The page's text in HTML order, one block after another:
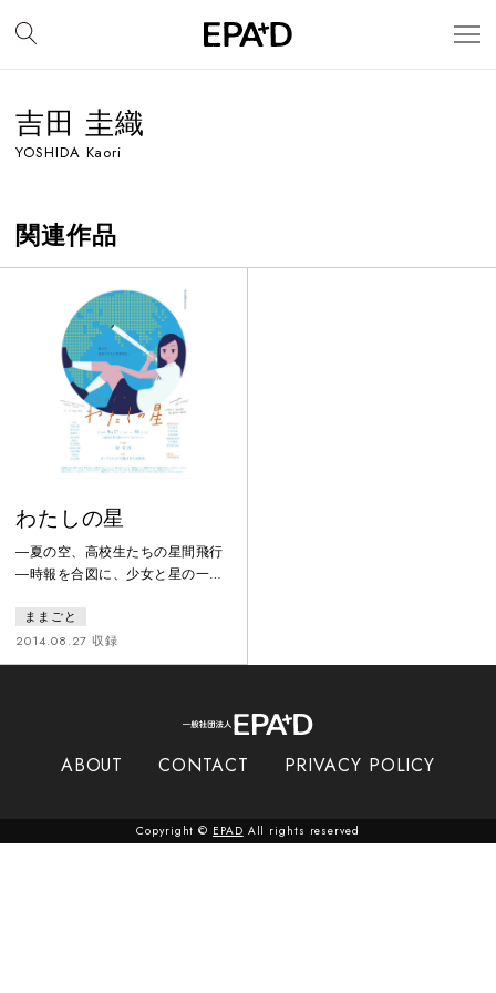
吉田 圭織
YOSHIDA Kaori
関連作品
わたしの星
―夏の空、高校生たちの星間飛行
―時報を合図に、少女と星の一生
を引き継ぎ、一般公募で選ばれた
高校生キャスト＆スタッフとまま
ごと・柴幸男との共作により上演
る、高校生たちの１日を描く。
ままごと
2014.08.27 収録
ABOUT CONTACT PRIVACY POLICY
Copyright © EPAD All rights reserved